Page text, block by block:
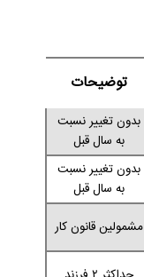
توضیحات
بدون تغییر نسبت
به سال قبل
بدون تغییر نسبت
به سال قبل
مشمولین قانون کار